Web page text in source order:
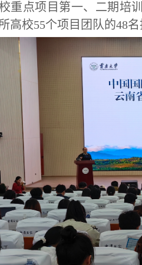
重点项目第一、二期培
高校55个项目团队的48